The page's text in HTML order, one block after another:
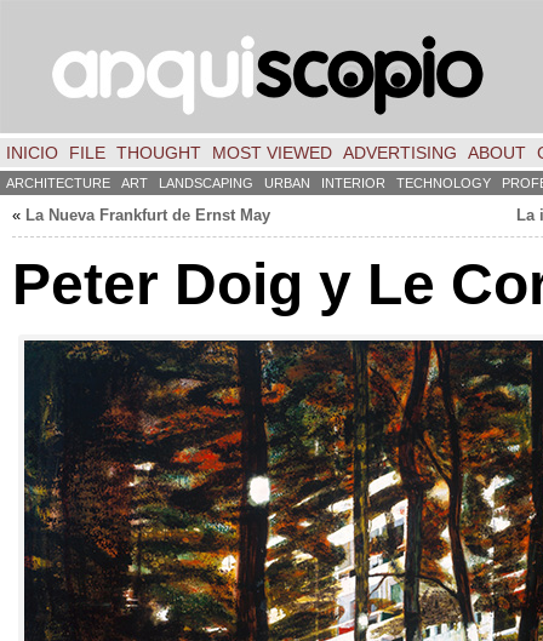
INICIO FILE THOUGHT MOST VIEWED ADVERTISING ABOUT
ARCHITECTURE ART LANDSCAPING URBAN INTERIOR TECHNOLOGY
« La Nueva Frankfurt de Ernst May La
Peter Doig y Le